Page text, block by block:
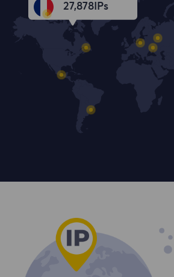
27,879 IPs